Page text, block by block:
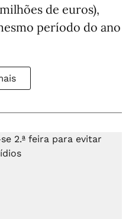
de euros),
período do ano